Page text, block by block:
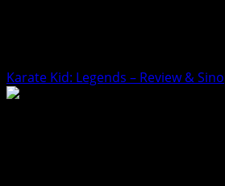
Karate Kid: Legends – Review &